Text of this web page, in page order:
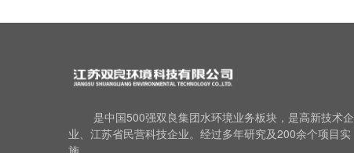
是中国500强双良集团水环境业务板块，是高新技术企
业、江苏省民营科技企业。经过多年研究及200余个项目实
施......